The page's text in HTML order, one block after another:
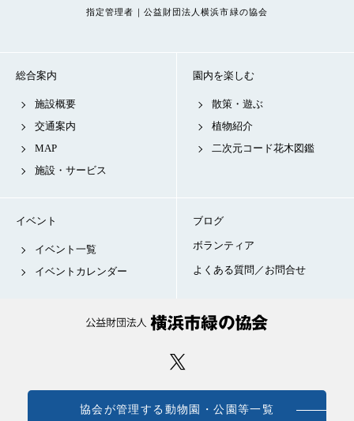
指定管理者｜公益財団法人横浜市緑の協会
総合案内
施設概要
交通案内
MAP
施設・サービス
園内を楽しむ
散策・遊ぶ
植物紹介
二次元コード花木図鑑
イベント
イベント一覧
イベントカレンダー
ブログ
ボランティア
よくある質問／お問合せ
協会が管理する動物園・公園等一覧